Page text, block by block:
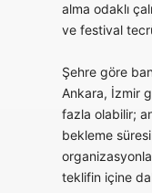
alma odaklı
ve festival
Şehre göre
Ankara, İzmir
fazla olabilir;
bekleme
teklifin içine